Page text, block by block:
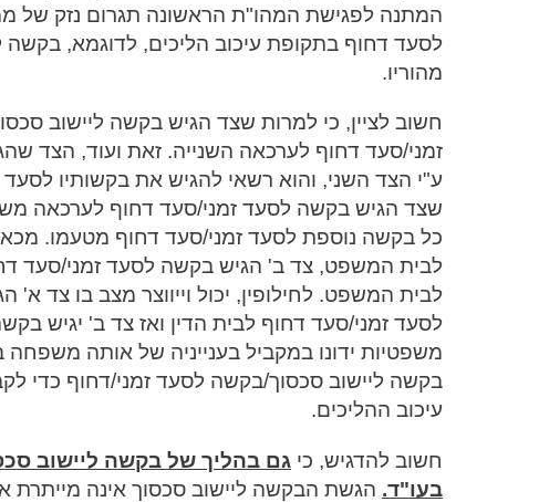
המתנה לפגישת המהו"ת הראשונה תגרום נזק של
לסעד דחוף בתקופת עיכוב הליכים, לדוגמא,
מהוריו.
חשוב לציין, כי למרות שצד הגיש בקשה ליישוב
זמני/סעד דחוף לערכאה השנייה. זאת ועוד, הצד
ע"י הצד השני, והוא רשאי להגיש את בקשותיו
שצד הגיש בקשה לסעד זמני/סעד דחוף לערכאה
כל בקשה נוספת לסעד זמני/סעד דחוף מטעמו.
לבית המשפט, צד ב' הגיש בקשה לסעד זמני/סעד
לבית המשפט. לחילופין, יכול וייווצר מצב בו
לסעד זמני/סעד דחוף לבית הדין ואז צד ב' יגיש
משפטיות ידונו במקביל בענייניה של אותה
בקשה ליישוב סכסוך/בקשה לסעד זמני/דחוף כדי
עיכוב ההליכים.
חשוב להדגיש, כי גם בהליך של בקשה ליישוב
בעו"ד. הגשת הבקשה ליישוב סכסוך אינה מייתרת